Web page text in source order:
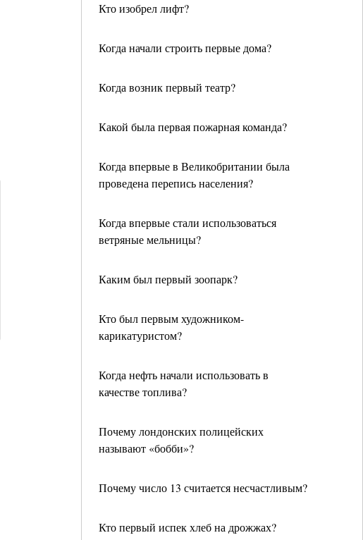
Кто изобрел лифт?
Когда начали строить первые дома?
Когда возник первый театр?
Какой была первая пожарная команда?
Когда впервые в Великобритании была
проведена перепись населения?
Когда впервые стали использоваться
ветряные мельницы?
Каким был первый зоопарк?
Кто был первым художником-
карикатуристом?
Когда нефть начали использовать в
качестве топлива?
Почему лондонских полицейских
называют «бобби»?
Почему число 13 считается несчастливым?
Кто первый испек хлеб на дрожжах?